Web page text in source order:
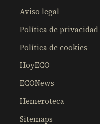
Aviso legal
Política de privacidad
Política de cookies
HoyECO
ECONews
Hemeroteca
Sitemaps